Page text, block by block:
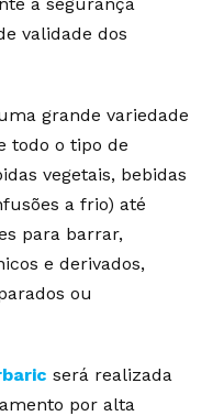
validade dos
grande variedade
todo o tipo de
vegetais, bebidas
a frio) até
para barrar,
e derivados,
ou
será realizada
por alta